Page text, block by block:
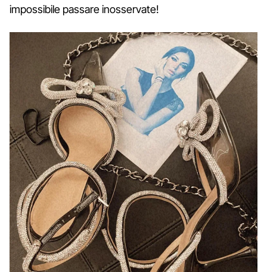
impossibile passare inosservate!